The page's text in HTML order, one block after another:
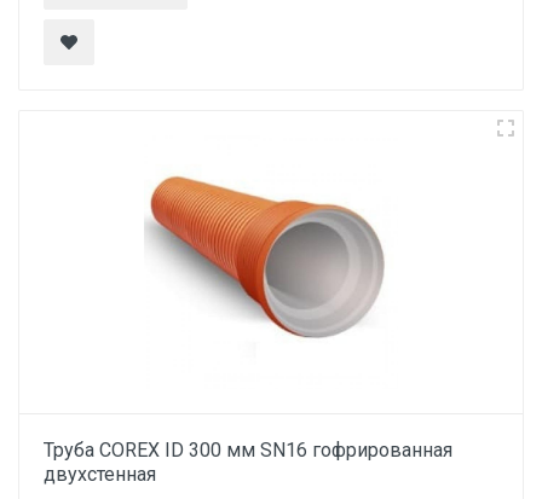
Труба COREX ID 300 мм SN16 гофрированная
двухстенная